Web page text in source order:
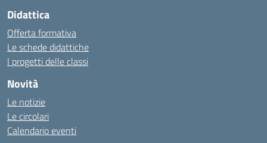
Didattica
Offerta formativa
Le schede didattiche
I progetti delle classi
Novità
Le notizie
Le circolari
Calendario eventi